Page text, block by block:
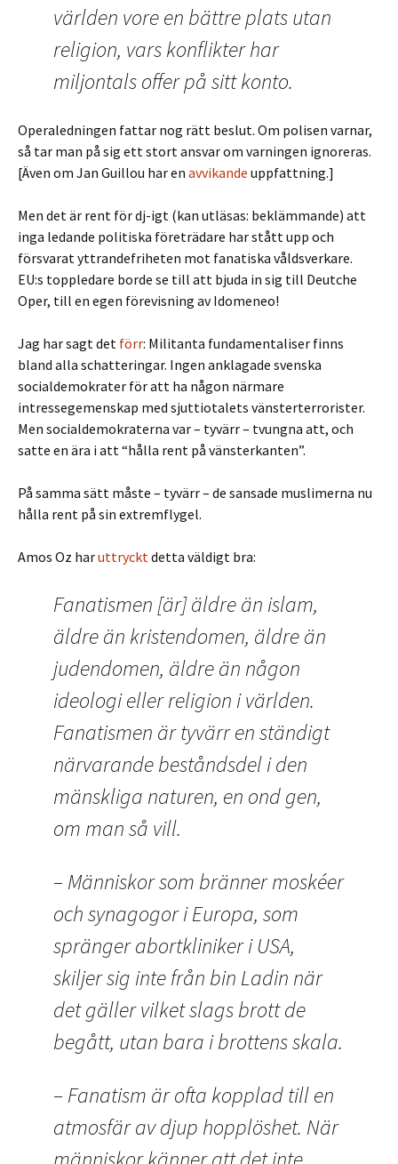
världen vore en bättre plats utan
religion, vars konflikter har
miljontals offer på sitt konto.
Operaledningen fattar nog rätt beslut. Om polisen varnar,
så tar man på sig ett stort ansvar om varningen ignoreras.
[Även om Jan Guillou har en avvikande uppfattning.]
Men det är rent för dj-igt (kan utläsas: beklämmande) att
inga ledande politiska företrädare har stått upp och
försvarat yttrandefriheten mot fanatiska våldsverkare.
EU:s toppledare borde se till att bjuda in sig till Deutche
Oper, till en egen förevisning av Idomeneo!
Jag har sagt det förr: Militanta fundamentaliser finns
bland alla schatteringar. Ingen anklagade svenska
socialdemokrater för att ha någon närmare
intressegemenskap med sjuttiotalets vänsterterrorister.
Men socialdemokraterna var – tyvärr – tvungna att, och
satte en ära i att “hålla rent på vänsterkanten”.
På samma sätt måste – tyvärr – de sansade muslimerna nu
hålla rent på sin extremflygel.
Amos Oz haruttrycktdetta väldigt bra:
Fanatismen [är] äldre än islam,
äldre än kristendomen, äldre än
judendomen, äldre än någon
ideologi eller religion i världen.
Fanatismen är tyvärr en ständigt
närvarande beståndsdel i den
mänskliga naturen, en ond gen,
om man så vill.
– Människor som bränner moskéer
och synagogor i Europa, som
spränger abortkliniker i USA,
skiljer sig inte från bin Ladin när
det gäller vilket slags brott de
begått, utan bara i brottens skala.
– Fanatism är ofta kopplad till en
atmosfär av djup hopplöshet. När